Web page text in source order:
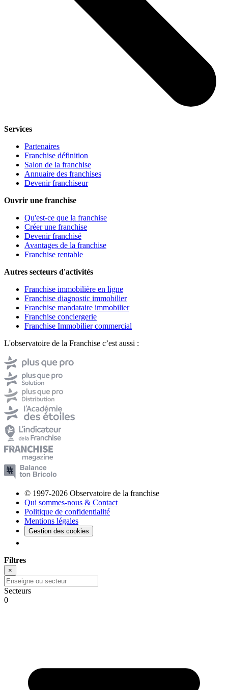
Services
Partenaires
Franchise définition
Salon de la franchise
Annuaire des franchises
Devenir franchiseur
Ouvrir une franchise
Qu'est-ce que la franchise
Créer une franchise
Devenir franchisé
Avantages de la franchise
Franchise rentable
Autres secteurs d'activités
Franchise immobilière en ligne
Franchise diagnostic immobilier
Franchise mandataire immobilier
Franchise conciergerie
Franchise Immobilier commercial
L'observatoire de la Franchise c’est aussi :
© 1997-2026 Observatoire de la franchise
Qui sommes-nous & Contact
Politique de confidentialité
Mentions légales
Gestion des cookies
Filtres
×
Secteurs
0